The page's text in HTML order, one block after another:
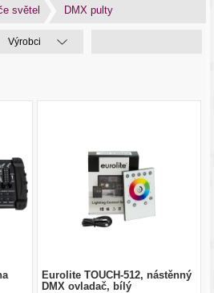
Světla
světel DMX pulty
Výrobci
Eurolite TOUCH-512, nástěnný
DMX ovladač, bílý